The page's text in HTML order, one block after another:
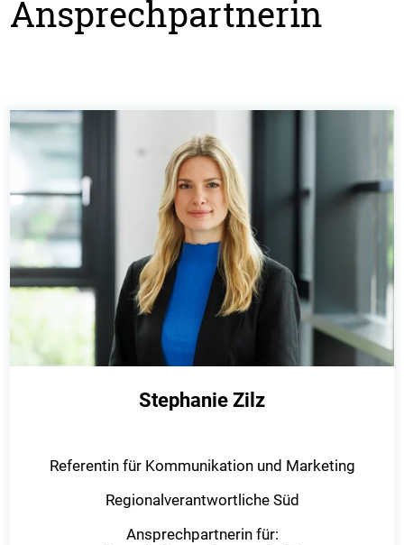
Ansprechpartnerin
Stephanie Zilz
Referentin für Kommunikation und Marketing
Regionalverantwortliche Süd
Ansprechpartnerin für: